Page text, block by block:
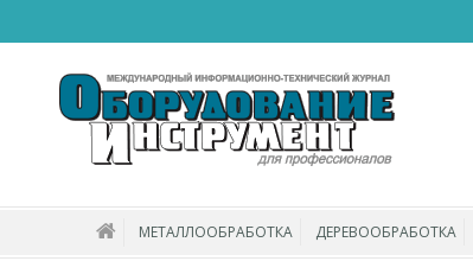
МЕТАЛЛООБРАБОТКА ДЕРЕВООБРАБОТКА